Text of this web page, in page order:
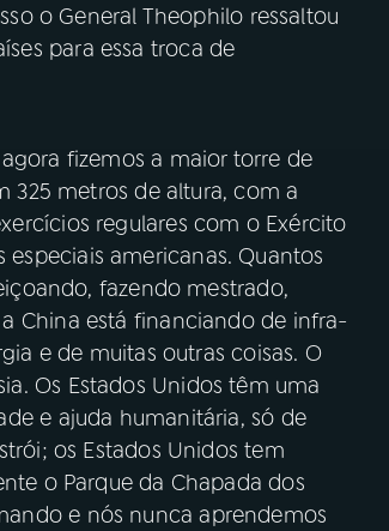
o General Theophilo ressaltou
para essa troca de
fizemos a maior torre de
325 metros de altura, com a
regulares com o Exército
americanas. Quantos
fazendo mestrado,
China está financiando de infra-
e de muitas outras coisas. O
Os Estados Unidos têm uma
e ajuda humanitária, só de
os Estados Unidos tem
o Parque da Chapada dos
e nós nunca aprendemos